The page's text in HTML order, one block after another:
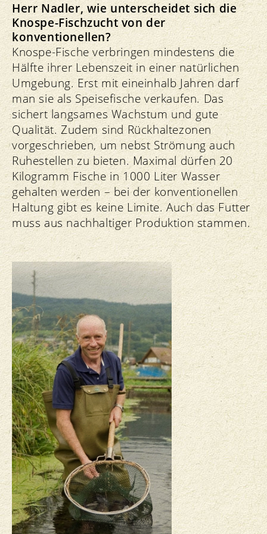
Herr Nadler, wie unterscheidet sich die
Knospe-Fischzucht von der
konventionellen?
Knospe-Fische verbringen mindestens die
Hälfte ihrer Lebenszeit in einer natürlichen
Umgebung. Erst mit eineinhalb Jahren darf
man sie als Speisefische verkaufen. Das
sichert langsames Wachstum und gute
Qualität. Zudem sind Rückhaltezonen
vorgeschrieben, um nebst Strömung auch
Ruhestellen zu bieten. Maximal dürfen 20
Kilogramm Fische in 1000 Liter Wasser
gehalten werden – bei der konventionellen
Haltung gibt es keine Limite. Auch das Futter
muss aus nachhaltiger Produktion stammen.